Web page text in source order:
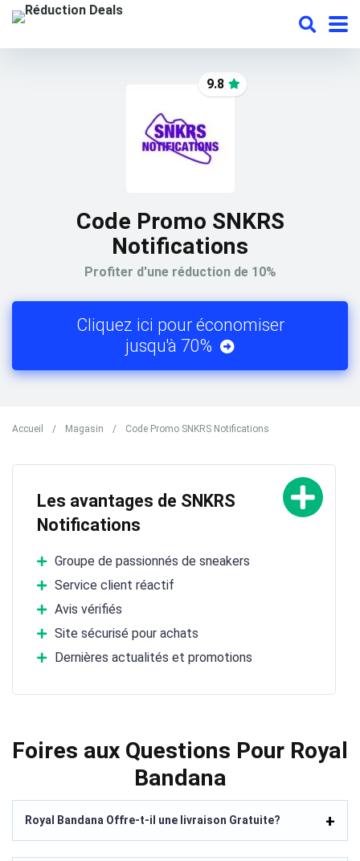
9.8
Code Promo SNKRS
Notifications
Profiter d'une réduction de 10%
Cliquez ici pour économiser
jusqu'à 70%
Accueil / Magasin / Code Promo SNKRS Notifications
Les avantages de SNKRS
Notifications
Groupe de passionnés de sneakers
Service client réactif
Avis vérifiés
Site sécurisé pour achats
Dernières actualités et promotions
Foires aux Questions Pour Royal
Bandana
Royal Bandana Offre-t-il une livraison Gratuite?